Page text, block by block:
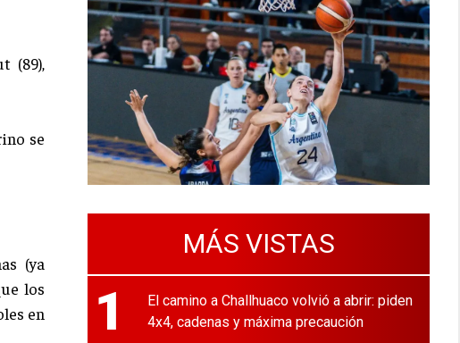
(89),
se
(ya
los
en
MÁS VISTAS
1
El camino a Challhuaco volvió a abrir: piden
4x4, cadenas y máxima precaución